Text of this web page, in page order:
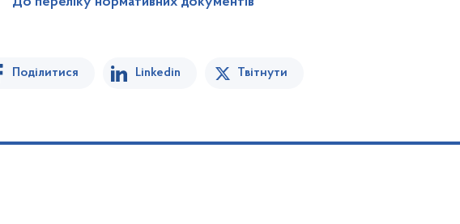
Поділитися Linkedin Твітнути